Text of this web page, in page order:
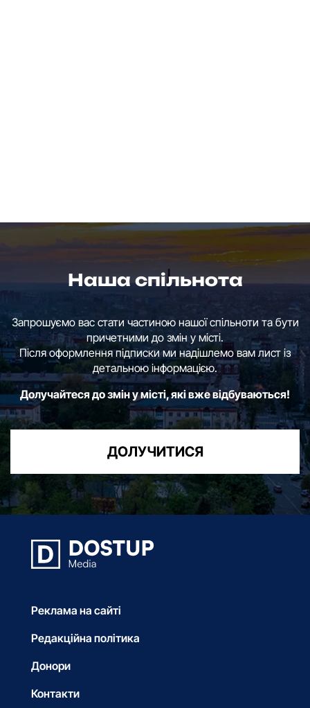
Наша спільнота
Запрошуємо вас стати частиною нашої спільноти та бути
причетними до змін у місті.
Після оформлення підписки ми надішлемо вам лист із
детальною інформацією.
Долучайтеся до змін у місті, які вже відбуваються!
ДОЛУЧИТИСЯ
Реклама на сайті
Редакційна політика
Донори
Контакти